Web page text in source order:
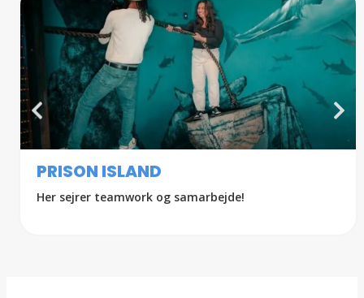
PRISON ISLAND
Her sejrer teamwork og samarbejde!